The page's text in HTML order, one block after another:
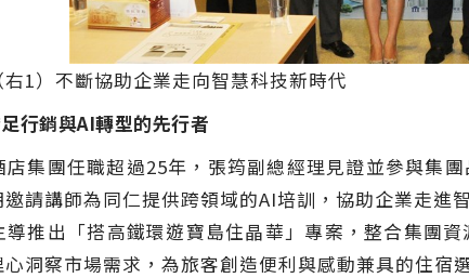
1）不斷協助企業走向智慧科技新時代
行銷與AI轉型的先行者
團任職超過25年，張筠副總經理見證並參與集團
請講師為同仁提供跨領域的AI培訓，協助企業走進
出「搭高鐵環遊寶島住晶華」專案，整合集團資
洞察市場需求，為旅客創造便利與感動兼具的住宿